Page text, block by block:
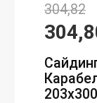
304,82